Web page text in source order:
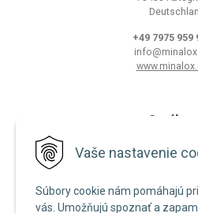
Vaše nastavenie
Súbory cookie nám pomáhajú
vás. Umožňujú spoznať a
+49 7975 959
O nákupe
Zásady